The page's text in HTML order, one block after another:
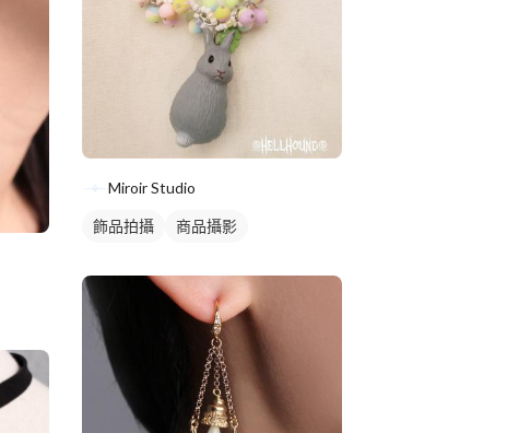
Miroir Studio
飾品拍攝 商品攝影